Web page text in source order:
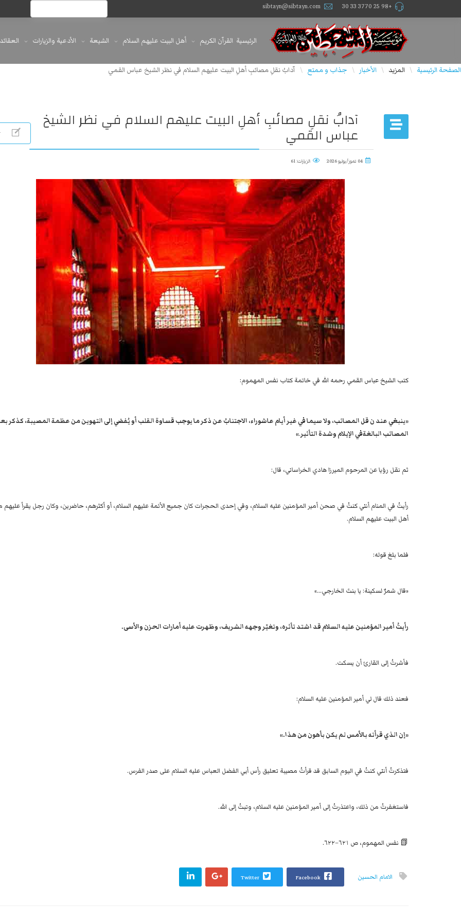
+98 25 3770 33 30
sibtayn@sibtayn.com
الرئيسية القرآن الكريم أهل البيت عليهم السلام الشيعة الأدعية والزيارات العقائد
الصفحة الرئيسية \ المزيد \ الأخبار \ جذاب و ممتع \ آدابُ نقلِ مصائبِ أهلِ البيت عليهم السلام في نظر الشيخ عباس القمي
آدابُ نقلِ مصائبِ أهلِ البيت عليهم السلام في نظر الشيخ
عباس القمي
04 تموز/يوليو 2026 الزيارات: 61
كتب الشيخ عباس القمي رحمه الله في خاتمة كتاب نفس المهموم:
«ينبغي عند ن قل المصائب، ولا سيما في غير أيام عاشوراء، الاجتنابُ عن ذكر ما يوجب قساوة القلب أو يُفضي إلى التهوين من عظمة المصيبة، كذكر
المصائب البالغةفي الإيلام وشدة التأثير.
»
ثم نقل رؤيا عن المرحوم الميرزا هادي الخراساني، قال:
رأيتُ في المنام أنني كنتُ في صحن أمير المؤمنين عليه السلام، وفي إحدى الحجرات كان جميع الأئمة عليهم السلام، أو أكثرهم، حاضرين، وكان رجل يقرأ
أهل البيت عليهم السلام.
فلما بلغ قوله:
«قال شمرٌ لسكينة: يا بنتَ الخارجي...»
رأيتُ أمير المؤمنين عليه السلام قد اشتد تأثره، وتغيّر وجهه الشريف، وظهرت عليه أمارات الحزن والأسى.
فأشرتُ إلى القارئ أن يسكت.
فعند ذلك قال لي أمير المؤمنين عليه السلام:
«إن الذي قرأته بالأمس لم يكن بأهون من هذا.»
فتذكرتُ أنني كنتُ في اليوم السابق قد قرأتُ مصيبة تعليق رأس أبي الفضل العباس عليه السلام على صدر الفرس.
فاستغفرتُ من ذلك، واعتذرتُ إلى أمير المؤمنين عليه السلام، وتبتُ إلى الله.
📗 نفس المهموم، ص ٦٢١–٦٢٢.
الامام الحسین